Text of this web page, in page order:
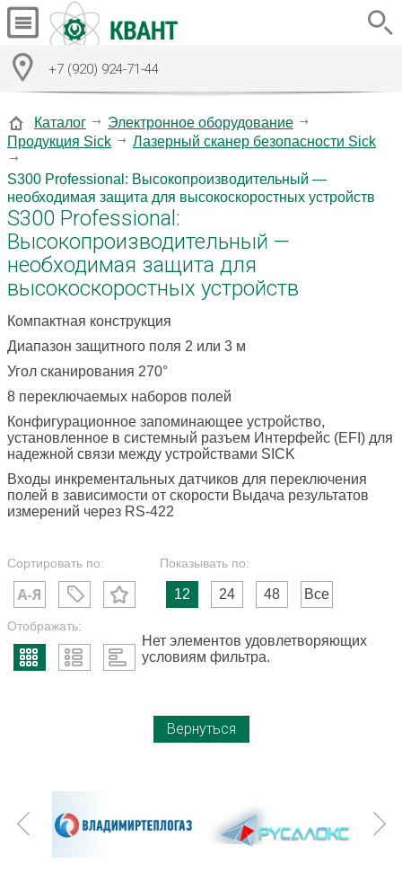
+7 (920) 924-71-44
Каталог
Электронное оборудование
Продукция Sick
Лазерный сканер безопасности Sick
S300 Professional: Высокопроизводительный —
необходимая защита для высокоскоростных устройств
S300 Professional:
Высокопроизводительный —
необходимая защита для
высокоскоростных устройств
Компактная конструкция
Диапазон защитного поля 2 или 3 м
Угол сканирования 270°
8 переключаемых наборов полей
Конфигурационное запоминающее устройство,
установленное в системный разъем Интерфейс (EFI) для
надежной связи между устройствами SICK
Входы инкрементальных датчиков для переключения
полей в зависимости от скорости Выдача результатов
измерений через RS-422
Сортировать по: Показывать по:
12 24 48 Все
Отображать:
Нет элементов удовлетворяющих
условиям фильтра.
Вернуться